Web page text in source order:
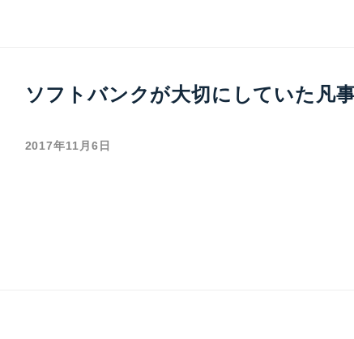
ソフトバンクが大切にしていた凡
2017年11月6日